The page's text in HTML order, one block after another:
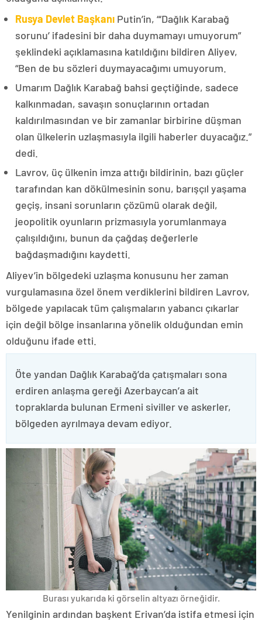
Rusya Devlet Başkanı Putin’in, “‘Dağlık Karabağ
sorunu’ ifadesini bir daha duymamayı umuyorum”
şeklindeki açıklamasına katıldığını bildiren Aliyev,
“Ben de bu sözleri duymayacağımı umuyorum.
Umarım Dağlık Karabağ bahsi geçtiğinde, sadece
kalkınmadan, savaşın sonuçlarının ortadan
kaldırılmasından ve bir zamanlar birbirine düşman
olan ülkelerin uzlaşmasıyla ilgili haberler duyacağız.”
dedi.
Lavrov, üç ülkenin imza attığı bildirinin, bazı güçler
tarafından kan dökülmesinin sonu, barışçıl yaşama
geçiş, insani sorunların çözümü olarak değil,
jeopolitik oyunların prizmasıyla yorumlanmaya
çalışıldığını, bunun da çağdaş değerlerle
bağdaşmadığını kaydetti.
Aliyev’in bölgedeki uzlaşma konusunu her zaman
vurgulamasına özel önem verdiklerini bildiren Lavrov,
bölgede yapılacak tüm çalışmaların yabancı çıkarlar
için değil bölge insanlarına yönelik olduğundan emin
olduğunu ifade etti.
Öte yandan Dağlık Karabağ’da çatışmaları sona
erdiren anlaşma gereği Azerbaycan’a ait
topraklarda bulunan Ermeni siviller ve askerler,
bölgeden ayrılmaya devam ediyor.
Burası yukarıda ki görselin altyazı örneğidir.
Yenilginin ardından başkent Erivan’da istifa etmesi için